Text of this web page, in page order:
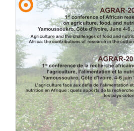
Achat en ligne
Panier WooCommerce